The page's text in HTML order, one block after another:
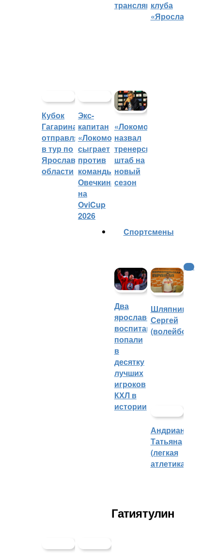
трансляцийклуба
«Ярославич»
Кубок
Гагарина
отправляется
в тур по
Ярославской
области
Экс-
капитан
«Локомотива»
сыграет
против
команды
Овечкина
на
OviCup
2026
«Локомотив»
назвал
тренерский
штаб на
новый
сезон
Cпортсмены
Два
ярославских
воспитанника
попали
в
десятку
лучших
игроков
КХЛ в
истории
Шляпников
Сергей
(волейбол)
Андрианова
Татьяна
(легкая
атлетика)
КХЛ
Гатиятулин